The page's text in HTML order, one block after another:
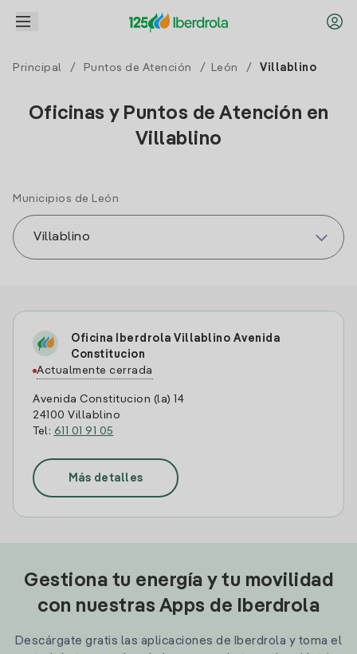
Principal / Puntos de Atención / León / Villablino
Oficinas y Puntos de Atención en
Villablino
Municipios de León
Oficina Iberdrola Villablino Avenida
Constitucion
Actualmente cerrada
Avenida Constitucion (la) 14
24100 Villablino
Tel: 611 01 91 05
Más detalles
Gestiona tu energía y tu movilidad
con nuestras Apps de Iberdrola
Descárgate gratis las aplicaciones de Iberdrola y toma el